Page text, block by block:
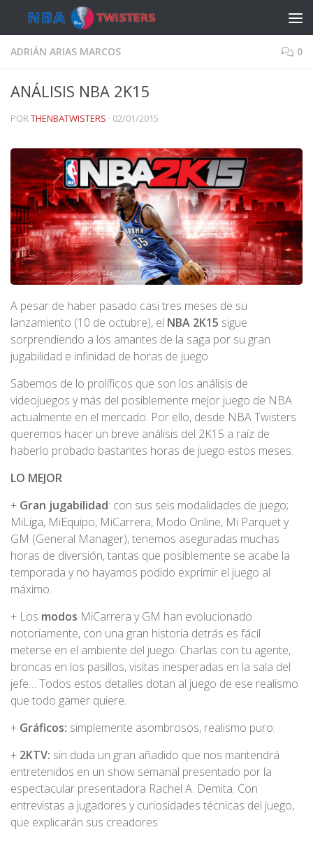
Saltar al contenido
ADRIÁN ARIAS MARCOS 0
ANÁLISIS NBA 2K15
PORTHENBATWISTERS · 02/01/2015
A pesar de haber pasado casi tres meses de su
lanzamiento (10 de octubre), el NBA 2K15 sigue
sorprendiendo a los amantes de la saga por su gran
jugabilidad e infinidad de horas de juego.
Sabemos de lo prolíficos que son los análisis de
videojuegos y más del posiblemente mejor juego de NBA
actualmente en el mercado. Por ello, desde NBA Twisters
queremos hacer un breve análisis del 2K15 a raíz de
haberlo probado bastantes horas de juego estos meses.
LO MEJOR
+ Gran jugabilidad: con sus seis modalidades de juego;
MiLiga, MiEquipo, MiCarrera, Modo Online, Mi Parquet y
GM (General Manager), tenemos aseguradas muchas
horas de diversión, tantas que posiblemente se acabe la
temporada y no hayamos podido exprimir el juego al
máximo.
+ Los modos MiCarrera y GM han evolucionado
notoriamente, con una gran historia detrás es fácil
meterse en el ambiente del juego. Charlas con tu agente,
broncas en los pasillos, visitas inesperadas en la sala del
jefe… Todos estos detalles dotan al juego de ese realismo
que todo gamer quiere.
+ Gráficos: simplemente asombrosos, realismo puro.
+ 2KTV: sin duda un gran añadido que nos mantendrá
entretenidos en un show semanal presentado por la
espectacular presentadora Rachel A. Demita. Con
entrevistas a jugadores y curiosidades técnicas del juego,
que explicarán sus creadores.